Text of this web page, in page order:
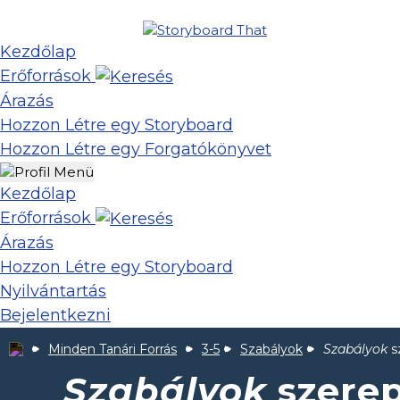
Kezdőlap
Erőforrások
Árazás
Hozzon Létre egy Storyboard
Hozzon Létre egy Forgatókönyvet
Kezdőlap
Erőforrások
Árazás
Hozzon Létre egy Storyboard
Nyilvántartás
Bejelentkezni
Minden Tanári Forrás 3-5 Szabályok Szabályok
Szabályok